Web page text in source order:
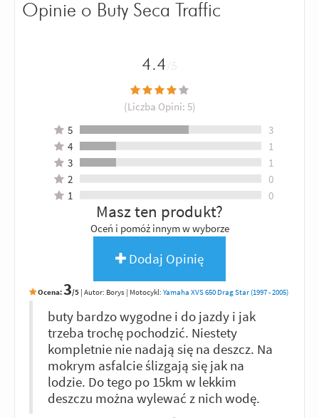
Opinie o Buty Seca Traffic
4.4 /5
(Liczba Opini: 5)
5
3
4
1
3
1
2
0
1
0
Masz ten produkt?
Oceń i pomóż innym w wyborze
Dodaj Opinię
Ocena:3/5 | Autor: Borys | Motocykl: Yamaha XVS 650 Drag Star (1997 - 2005)
buty bardzo wygodne i do jazdy i jak
trzeba trochę pochodzić. Niestety
kompletnie nie nadają się na deszcz. Na
mokrym asfalcie ślizgają się jak na
lodzie. Do tego po 15km w lekkim
deszczu można wylewać z nich wodę.